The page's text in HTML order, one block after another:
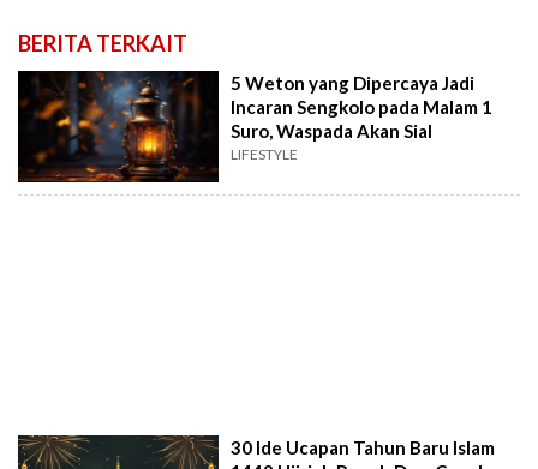
BERITA TERKAIT
5 Weton yang Dipercaya Jadi
Incaran Sengkolo pada Malam 1
Suro, Waspada Akan Sial
LIFESTYLE
30 Ide Ucapan Tahun Baru Islam